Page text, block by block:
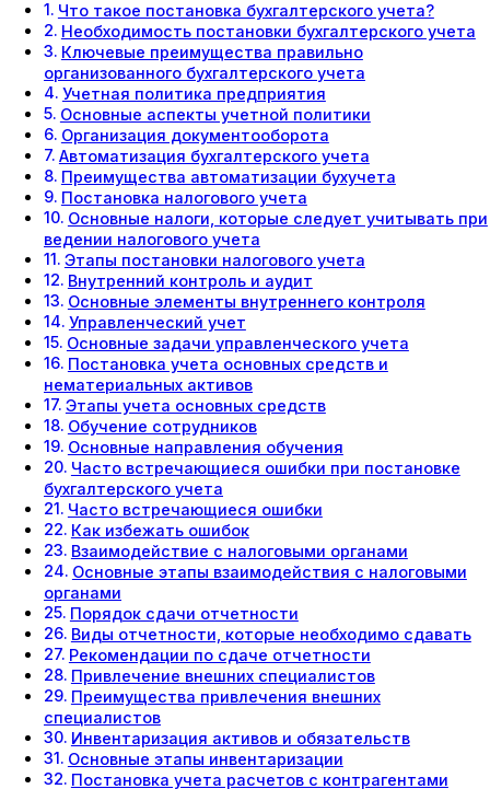
Что такое постановка бухгалтерского учета?
Необходимость постановки бухгалтерского учета
Ключевые преимущества правильно
организованного бухгалтерского учета
Учетная политика предприятия
Основные аспекты учетной политики
Организация документооборота
Автоматизация бухгалтерского учета
Преимущества автоматизации бухучета
Постановка налогового учета
Основные налоги, которые следует учитывать при
ведении налогового учета
Этапы постановки налогового учета
Внутренний контроль и аудит
Основные элементы внутреннего контроля
Управленческий учет
Основные задачи управленческого учета
Постановка учета основных средств и
нематериальных активов
Этапы учета основных средств
Обучение сотрудников
Основные направления обучения
Часто встречающиеся ошибки при постановке
бухгалтерского учета
Часто встречающиеся ошибки
Как избежать ошибок
Взаимодействие с налоговыми органами
Основные этапы взаимодействия с налоговыми
органами
Порядок сдачи отчетности
Виды отчетности, которые необходимо сдавать
Рекомендации по сдаче отчетности
Привлечение внешних специалистов
Преимущества привлечения внешних
специалистов
Инвентаризация активов и обязательств
Основные этапы инвентаризации
Постановка учета расчетов с контрагентами